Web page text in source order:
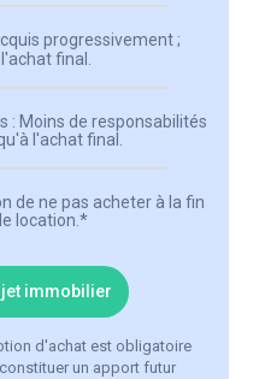
progressivement ;
final.
: Moins de responsabilités
l'achat final.
de ne pas acheter à la fin
location.*
immobilier
d'achat est obligatoire
un apport futur